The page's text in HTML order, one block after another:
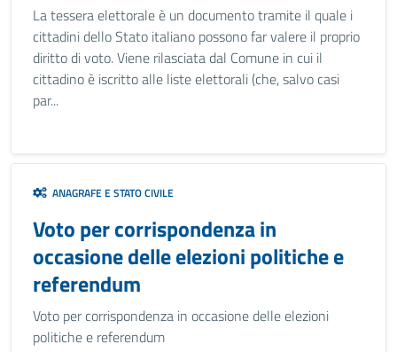
La tessera elettorale è un documento tramite il quale i
cittadini dello Stato italiano possono far valere il proprio
diritto di voto. Viene rilasciata dal Comune in cui il
cittadino è iscritto alle liste elettorali (che, salvo casi
par...
ANAGRAFE E STATO CIVILE
Voto per corrispondenza in
occasione delle elezioni politiche e
referendum
Voto per corrispondenza in occasione delle elezioni
politiche e referendum